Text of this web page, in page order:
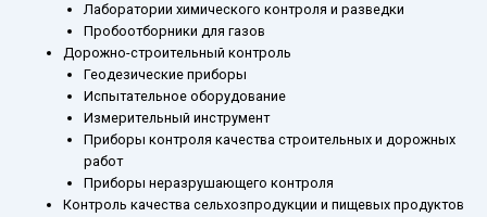
Лаборатории химического контроля и разведки
Пробоотборники для газов
Дорожно-строительный контроль
Геодезические приборы
Испытательное оборудование
Измерительный инструмент
Приборы контроля качества строительных и дорожных
работ
Приборы неразрушающего контроля
Контроль качества сельхозпродукции и пищевых продуктов